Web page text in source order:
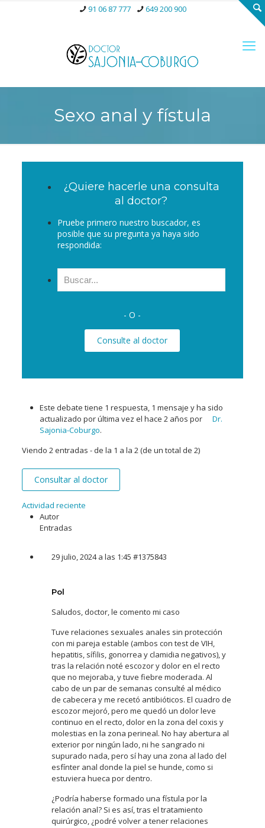
91 06 87 777 649 200 900
Sexo anal y fístula
¿Quiere hacerle una consulta
al doctor?
Pruebe primero nuestro buscador, es
posible que su pregunta ya haya sido
respondida:
- O -
Consulte al doctor
Este debate tiene 1 respuesta, 1 mensaje y ha sido
actualizado por última vez el hace 2 años por
Dr.
Sajonia-Coburgo.
Viendo 2 entradas - de la 1 a la 2 (de un total de 2)
Consultar al doctor
Actividad reciente
Autor
Entradas
29 julio, 2024 a las 1:45 #1375843
Pol
Saludos, doctor, le comento mi caso
Tuve relaciones sexuales anales sin protección
con mi pareja estable (ambos con test de VIH,
hepatitis, sífilis, gonorrea y clamidia negativos), y
tras la relación noté escozor y dolor en el recto
que no mejoraba, y tuve fiebre moderada. Al
cabo de un par de semanas consulté al médico
de cabecera y me recetó antibióticos. El cuadro de
escozor mejoró, pero me quedó un dolor leve
continuo en el recto, dolor en la zona del coxis y
molestias en la zona perineal. No hay abertura al
exterior por ningún lado, ni he sangrado ni
supurado nada, pero sí hay una zona al lado del
esfínter anal donde la piel se hunde, como si
estuviera hueca por dentro.
¿Podría haberse formado una fístula por la
relación anal? Si es así, tras el tratamiento
quirúrgico, ¿podré volver a tener relaciones